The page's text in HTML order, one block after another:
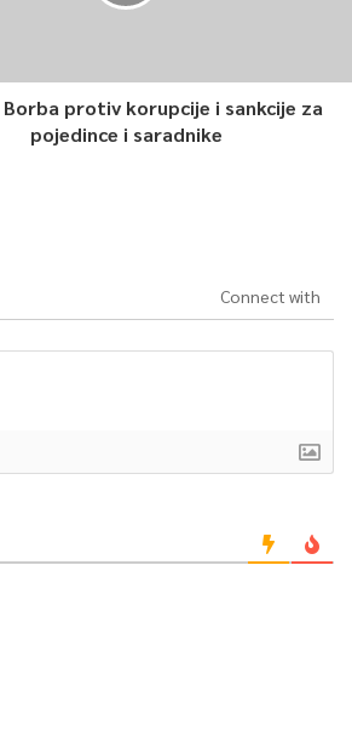
Borba protiv korupcije i sankcije za
pojedince i saradnike
Connect with